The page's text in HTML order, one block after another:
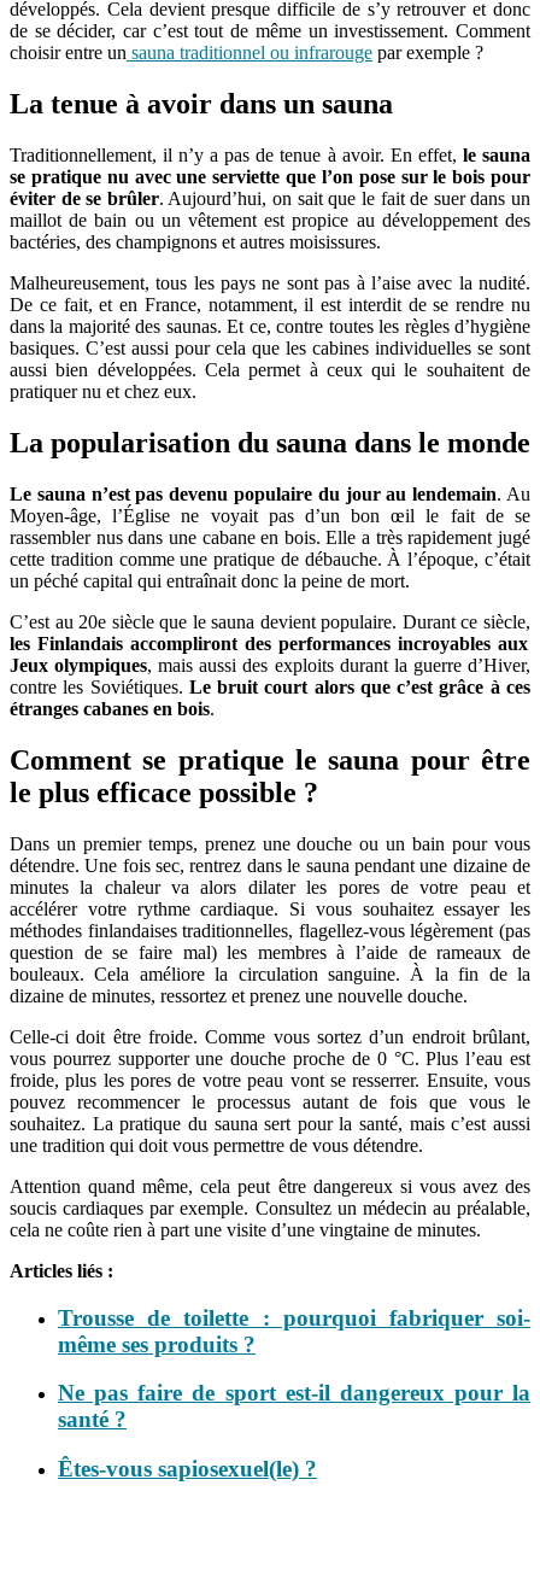
développés. Cela devient presque difficile de s’y retrouver et donc
de se décider, car c’est tout de même un investissement. Comment
choisir entre un sauna traditionnel ou infrarouge par exemple ?
La tenue à avoir dans un sauna
Traditionnellement, il n’y a pas de tenue à avoir. En effet, le sauna
se pratique nu avec une serviette que l’on pose sur le bois pour
éviter de se brûler. Aujourd’hui, on sait que le fait de suer dans un
maillot de bain ou un vêtement est propice au développement des
bactéries, des champignons et autres moisissures.
Malheureusement, tous les pays ne sont pas à l’aise avec la nudité.
De ce fait, et en France, notamment, il est interdit de se rendre nu
dans la majorité des saunas. Et ce, contre toutes les règles d’hygiène
basiques. C’est aussi pour cela que les cabines individuelles se sont
aussi bien développées. Cela permet à ceux qui le souhaitent de
pratiquer nu et chez eux.
La popularisation du sauna dans le monde
Le sauna n’est pas devenu populaire du jour au lendemain. Au
Moyen-âge, l’Église ne voyait pas d’un bon œil le fait de se
rassembler nus dans une cabane en bois. Elle a très rapidement jugé
cette tradition comme une pratique de débauche. À l’époque, c’était
un péché capital qui entraînait donc la peine de mort.
C’est au 20e siècle que le sauna devient populaire. Durant ce siècle,
les Finlandais accompliront des performances incroyables aux
Jeux olympiques, mais aussi des exploits durant la guerre d’Hiver,
contre les Soviétiques. Le bruit court alors que c’est grâce à ces
étranges cabanes en bois.
Comment se pratique le sauna pour être
le plus efficace possible ?
Dans un premier temps, prenez une douche ou un bain pour vous
détendre. Une fois sec, rentrez dans le sauna pendant une dizaine de
minutes la chaleur va alors dilater les pores de votre peau et
accélérer votre rythme cardiaque. Si vous souhaitez essayer les
méthodes finlandaises traditionnelles, flagellez-vous légèrement (pas
question de se faire mal) les membres à l’aide de rameaux de
bouleaux. Cela améliore la circulation sanguine. À la fin de la
dizaine de minutes, ressortez et prenez une nouvelle douche.
Celle-ci doit être froide. Comme vous sortez d’un endroit brûlant,
vous pourrez supporter une douche proche de 0 °C. Plus l’eau est
froide, plus les pores de votre peau vont se resserrer. Ensuite, vous
pouvez recommencer le processus autant de fois que vous le
souhaitez. La pratique du sauna sert pour la santé, mais c’est aussi
une tradition qui doit vous permettre de vous détendre.
Attention quand même, cela peut être dangereux si vous avez des
soucis cardiaques par exemple. Consultez un médecin au préalable,
cela ne coûte rien à part une visite d’une vingtaine de minutes.
Articles liés :
Trousse de toilette : pourquoi fabriquer soi-
même ses produits ?
Ne pas faire de sport est-il dangereux pour la
santé ?
Êtes-vous sapiosexuel(le) ?